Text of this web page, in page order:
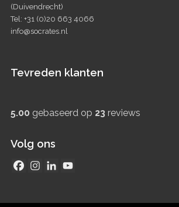
(Duivendrecht)
Tel: +31 (0)20 663 4066
info@socrates.nl
Tevreden klanten
5.00 gebaseerd op 23 reviews
Volg ons